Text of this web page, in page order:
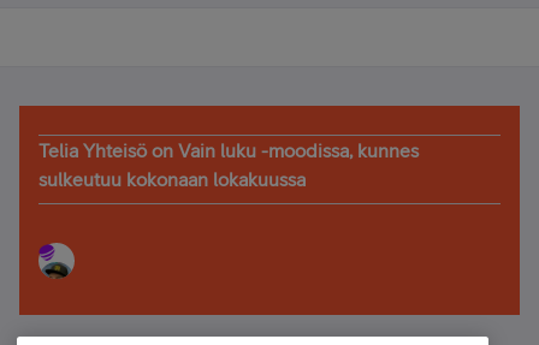
Telia Yhteisö on Vain luku -moodissa, kunnes
sulkeutuu kokonaan lokakuussa